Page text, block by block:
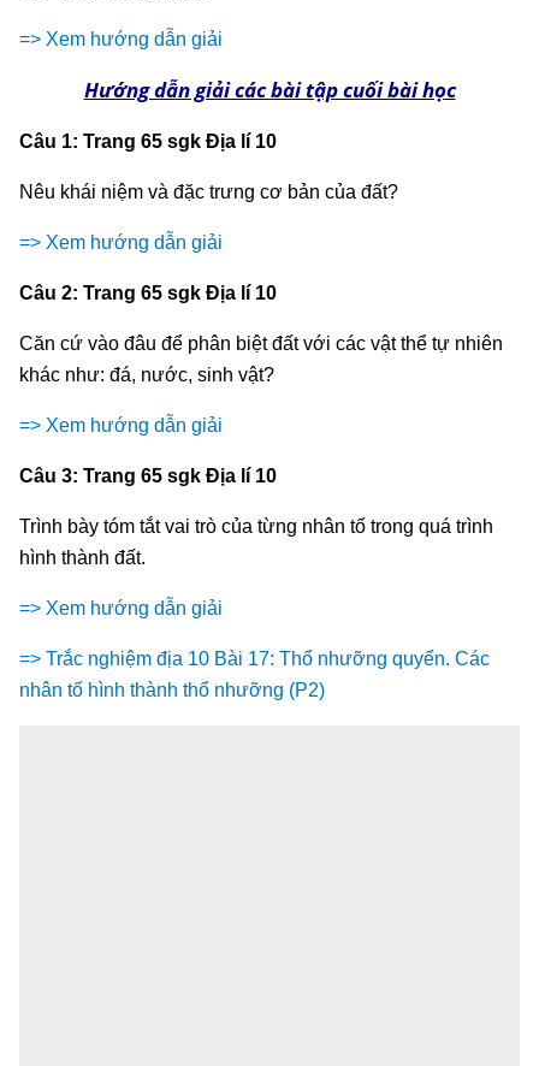
=> Xem hướng dẫn giải
Hướng dẫn giải các bài tập cuối bài học
Câu 1: Trang 65 sgk Địa lí 10
Nêu khái niệm và đặc trưng cơ bản của đất?
=> Xem hướng dẫn giải
Câu 2: Trang 65 sgk Địa lí 10
Căn cứ vào đâu để phân biệt đất với các vật thể tự nhiên
khác như: đá, nước, sinh vật?
=> Xem hướng dẫn giải
Câu 3: Trang 65 sgk Địa lí 10
Trình bày tóm tắt vai trò của từng nhân tố trong quá trình
hình thành đất.
=> Xem hướng dẫn giải
=> Trắc nghiệm địa 10 Bài 17: Thổ nhưỡng quyển. Các
nhân tố hình thành thổ nhưỡng (P2)